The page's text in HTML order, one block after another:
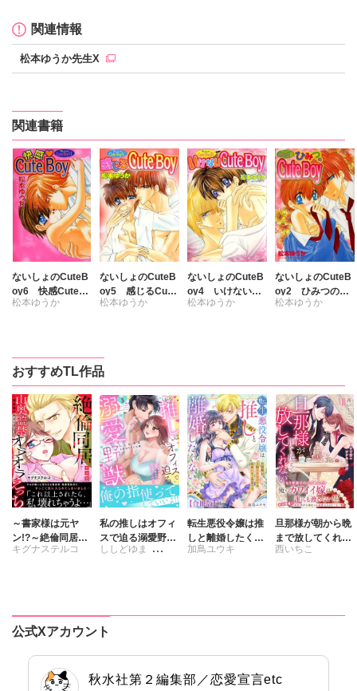
関連情報
松本ゆうか先生X
関連書籍
ないしょのCuteB
oy6 快感CuteB
oy
松本ゆうか
ないしょのCuteB
oy5 感じるCute
Boy
松本ゆうか
ないしょのCuteB
oy4 いけないCu
teBoy
松本ゆうか
ないしょのCuteB
oy2 ひみつのCu
teBoy
松本ゆうか
おすすめTL作品
～書家様は元ヤ
ン!?～絶倫同居
山奥監禁オラオラ
キグナステルコ
私の推しはオフィ
スで迫る溺愛野獣
～聖域無視、迫ら
ししどゆま
転生悪役令嬢は推
しと離婚したくな
い 旦那様は夫婦
加鳥ユウキ
旦那様が朝から晩
まで放してくれな
いⅧ エッチで甘い
西いちこ
公式Xアカウント
秋水社第２編集部／恋愛宣言etc